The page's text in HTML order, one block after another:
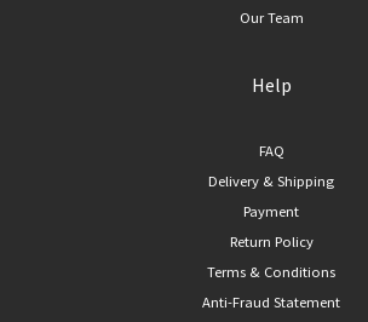
Our Team
Help
FAQ
Delivery & Shipping
Payment
Return Policy
Terms & Conditions
Anti-Fraud Statement